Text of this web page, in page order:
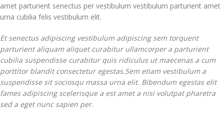
amet parturient senectus per vestibulum vestibulum parturient amet
urna cubilia felis vestibulum elit.
Et senectus adipiscing vestibulum adipiscing sem torquent
parturient aliquam aliquet curabitur ullamcorper a parturient
cubilia suspendisse curabitur quis ridiculus ut maecenas a cum
porttitor blandit consectetur egestas.Sem etiam vestibulum a
suspendisse sit sociosqu massa urna elit. Bibendum egestas elit
fames adipiscing scelerisque a est amet a nisi volutpat pharetra
sed a eget nunc sapien per.